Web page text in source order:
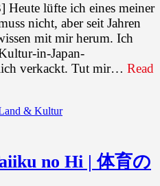
Heute lüfte ich eines meiner
nicht, aber seit Jahren
mit mir herum. Ich
in-Japan-
verkackt. Tut mir… Read
& Kultur
no Hi | 体育の